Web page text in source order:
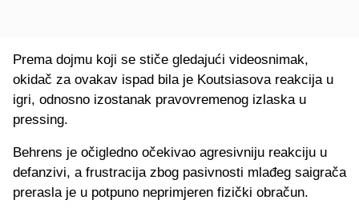
Prema dojmu koji se stiče gledajući videosnimak,
okidač za ovakav ispad bila je Koutsiasova reakcija u
igri, odnosno izostanak pravovremenog izlaska u
pressing.
Behrens je očigledno očekivao agresivniju reakciju u
defanzivi, a frustracija zbog pasivnosti mlađeg saigrača
prerasla je u potpuno neprimjeren fizički obračun.